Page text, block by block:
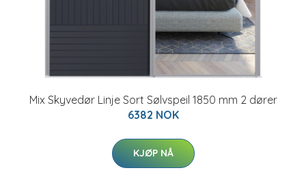
Mix Skyvedør Linje Sort Sølvspeil 1850 mm 2 dører
6382 NOK
KJØP NÅ